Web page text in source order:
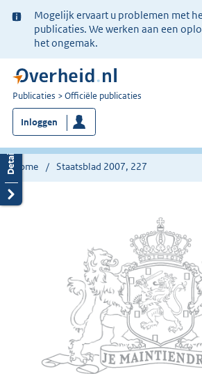
Ter
informatie:
Mogelijk ervaart u problemen met
publicaties. We werken aan een
het ongemak.
U
bent
nu
hier:
Publicaties Officiële publicaties
Inloggen
Home Staatsblad 2007, 227